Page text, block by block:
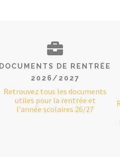
DOCUMENTS DE RENTRÉE
2026/2027
Retrouvez tous les documents
utiles pour la rentrée et
l'année scolaires 26/27